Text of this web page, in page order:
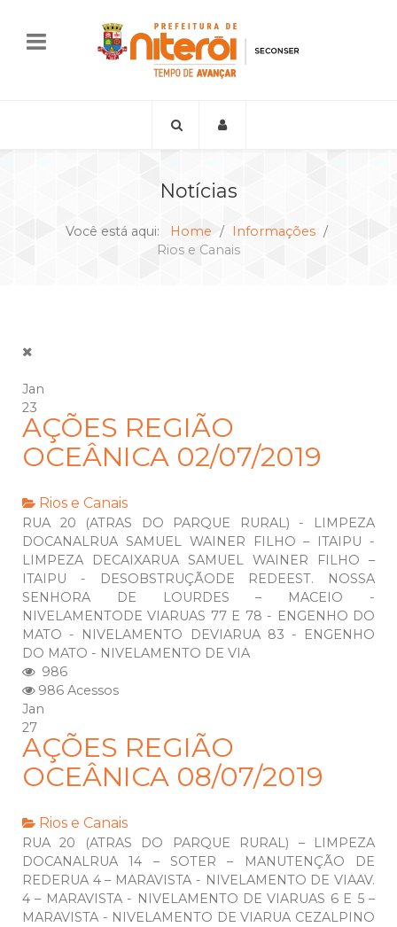
Notícias
Você está aqui: Home
Informações
Rios e Canais
Jan
23
AÇÕES REGIÃO
OCEÂNICA 02/07/2019
Rios e Canais
RUA 20 (ATRAS DO PARQUE RURAL) - LIMPEZA
DOCANALRUA SAMUEL WAINER FILHO – ITAIPU -
LIMPEZA DECAIXARUA SAMUEL WAINER FILHO –
ITAIPU - DESOBSTRUÇÃODE REDEEST. NOSSA
SENHORA DE LOURDES – MACEIO -
NIVELAMENTODE VIARUAS 77 E 78 - ENGENHO DO
MATO - NIVELAMENTO DEVIARUA 83 - ENGENHO
DO MATO - NIVELAMENTO DE VIA
986
986 Acessos
Jan
27
AÇÕES REGIÃO
OCEÂNICA 08/07/2019
Rios e Canais
RUA 20 (ATRAS DO PARQUE RURAL) – LIMPEZA
DOCANALRUA 14 – SOTER – MANUTENÇÃO DE
REDERUA 4 – MARAVISTA - NIVELAMENTO DE VIAAV.
4 – MARAVISTA - NIVELAMENTO DE VIARUAS 6 E 5 –
MARAVISTA - NIVELAMENTO DE VIARUA CEZALPINO